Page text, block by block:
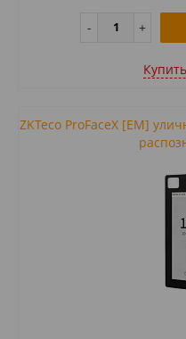
ZKTeco ProFaceX [EM]